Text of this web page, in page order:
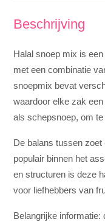
Beschrijving
Halal snoep mix is
met een combinatie
snoepmix bevat
waardoor elke zak
als schepsnoep, om
De balans tussen
populair binnen het
en structuren is deze
voor liefhebbers van
Belangrijke